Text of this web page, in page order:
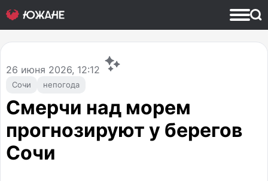
Сочи непогода
26 июня 2026, 12:12
Смерчи над морем
прогнозируют у берегов
Сочи